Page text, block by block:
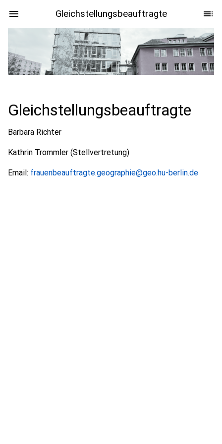
Gleichstellungsbeauftragte
Gleichstellungsbeauftragte
Barbara Richter
Kathrin Trommler (Stellvertretung)
Email: frauenbeauftragte.geographie@geo.hu-berlin.de